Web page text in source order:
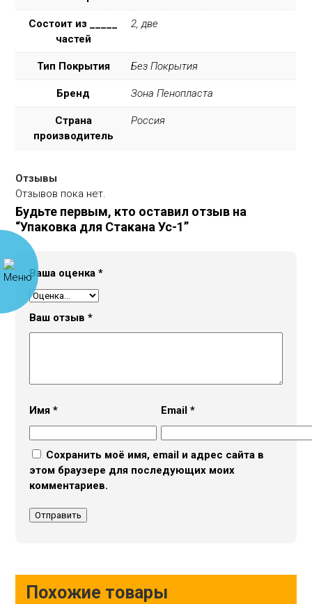
Состоит из _____
частей
2, две
Тип Покрытия Без Покрытия
Бренд Зона Пенопласта
Страна
производитель
Россия
Отзывы
Отзывов пока нет.
Будьте первым, кто оставил отзыв на
“Упаковка для Стакана Ус-1”
Ваша оценка*
Ваш отзыв*
Имя* Email*
Сохранить моё имя, email и адрес сайта в
этом браузере для последующих моих
комментариев.
Похожие товары